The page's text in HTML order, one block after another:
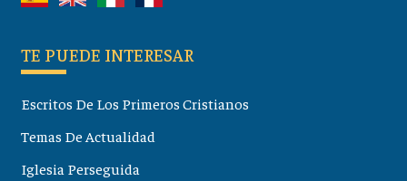
TE PUEDE INTERESAR
Escritos De Los Primeros Cristianos
Temas De Actualidad
Iglesia Perseguida